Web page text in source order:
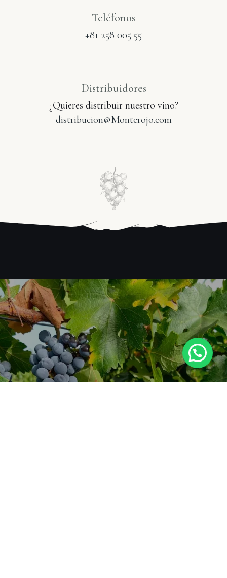
Teléfonos
+81 258 005 55
Distribuidores
¿Quieres distribuir nuestro vino?
distribucion@Monterojo.com